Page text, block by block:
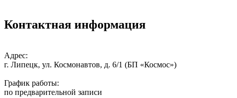
Контактная информация
Адрес:
г. Липецк, ул. Космонавтов, д. 6/1 (БП «Космос»)
График работы:
по предварительной записи